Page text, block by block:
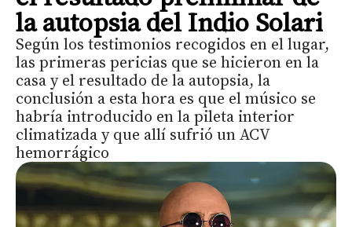
la autopsia del Indio Solari
Según los testimonios recogidos en el lugar,
las primeras pericias que se hicieron en la
casa y el resultado de la autopsia, la
conclusión a esta hora es que el músico se
habría introducido en la pileta interior
climatizada y que allí sufrió un ACV
hemorrágico